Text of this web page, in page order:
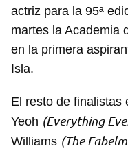
actriz para la 95ª
martes la Academia
en la primera
Isla.
El resto de finalistas
Yeoh (Everything
Williams (The